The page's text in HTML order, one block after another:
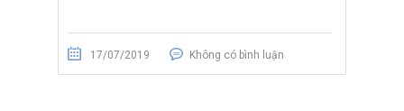
17/07/2019 Không có bình luận